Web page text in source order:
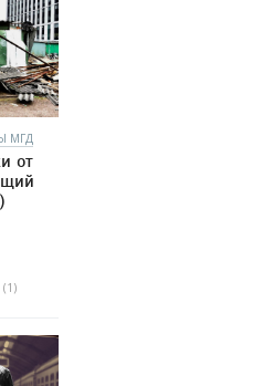
МГД
от
(1)